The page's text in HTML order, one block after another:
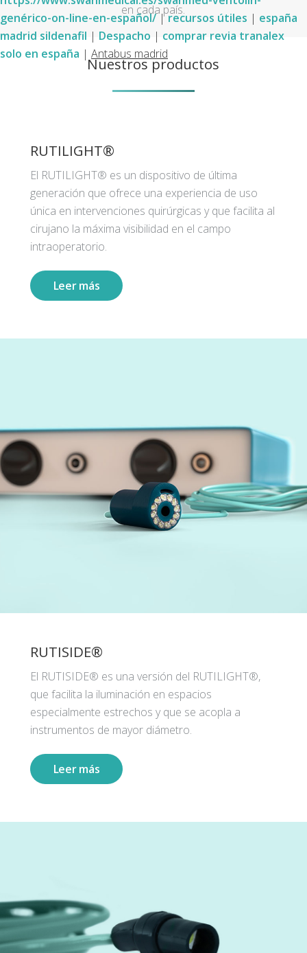
genérico-on-line-en-español/|recursos útiles | españa
madrid sildenafil | Despacho | comprar revia tranalex
solo en españa | Antabus madrid
en cada país.
Nuestros productos
RUTILIGHT®
El RUTILIGHT® es un dispositivo de última
generación que ofrece una experiencia de uso
única en intervenciones quirúrgicas y que facilita al
cirujano la máxima visibilidad en el campo
intraoperatorio.
Leer más
RUTISIDE®
El RUTISIDE® es una versión del RUTILIGHT®,
que facilita la iluminación en espacios
especialmente estrechos y que se acopla a
instrumentos de mayor diámetro.
Leer más